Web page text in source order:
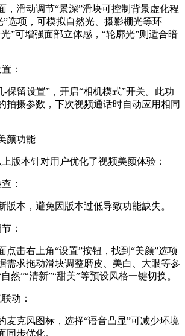
滑动调节“景深”滑块可控制背景虚化程
”选项，可模拟自然光、摄影棚光等环
”可增强面部立体感，“轮廓光”则适合暗
：
留设置”，开启“相机模式”开关。此功
拍摄参数，下次视频通话时自动应用相同
颜功能
本针对用户优化了视频美颜体验：
：
本，避免因版本过低导致功能缺失。
：
击右上角“设置”按钮，找到“美颜”选项
需求拖动滑块调整磨皮、美白、大眼等参
然”“清新”“甜美”等预设风格一键切换。
动：
克风图标，选择“语音凸显”可减少环境
同步优化。